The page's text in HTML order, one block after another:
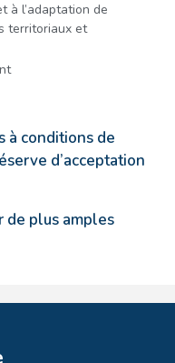
à l’adaptation de
territoriaux et
à conditions de
d’acceptation
de plus amples